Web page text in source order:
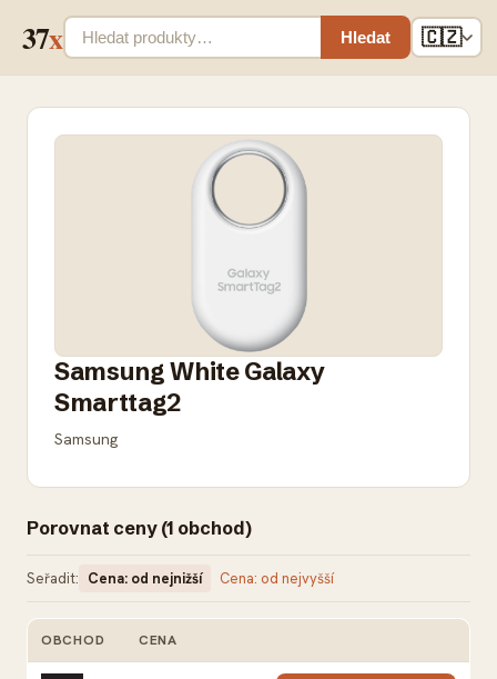
37x Hledat 🇨🇿
Samsung White Galaxy
Smarttag2
Samsung
Porovnat ceny (1 obchod)
Seřadit: Cena: od nejnižší Cena: od nejvyšší
OBCHOD CENA